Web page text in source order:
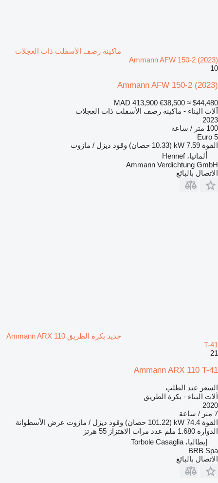
ماكينة رصف الأسفلت ذات العجلات
Ammann AFW 150-2 (2023)
10
Ammann AFW 150-2 (2023)
MAD 413,900 €38,500 ≈ $44,480
آلات البناء - ماكينة رصف الأسفلت ذات العجلات
2023
100 متر / ساعة
Euro 5
القوة 7.59 kW (10.33 حصان) وقود ديزل / مازوت
ألمانيا، Hennef
Ammann Verdichtung GmbH
الاتصال بالبائع
جديد بكرة الطريق Ammann ARX 110
T-41
21
Ammann ARX 110 T-41
السعر عند الطلب
آلات البناء - بكرة الطريق
2020
7 متر / ساعة
القوة 74.4 kW (101.22 حصان) وقود ديزل / مازوت عرض الأسطوانة
الدوارة 1.680 ملم عدد مرات الاهتزاز 55 هرتز
إيطاليا، Torbole Casaglia
BRB Spa
الاتصال بالبائع